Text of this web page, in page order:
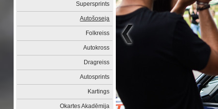
Supersprints
Autošoseja
Folkreiss
Autokross
Dragreiss
Autosprints
Kartings
Okartes Akadēmija